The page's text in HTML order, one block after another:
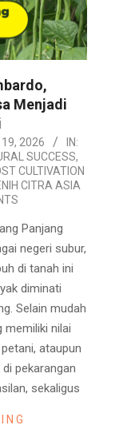
Menjadi
2026
IN:
SUCCESS,
CULTIVATION
CITRA ASIA
Panjang
negeri subur,
di tanah ini
diminati
Selain mudah
memiliki nilai
ataupun
pekarangan
sekaligus